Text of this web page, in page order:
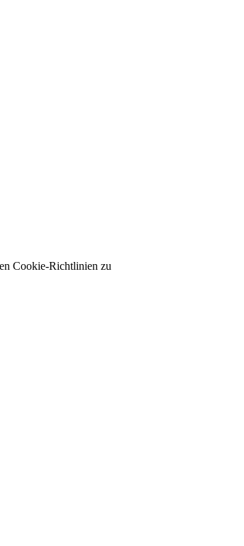
Cookie-Richtlinien zu